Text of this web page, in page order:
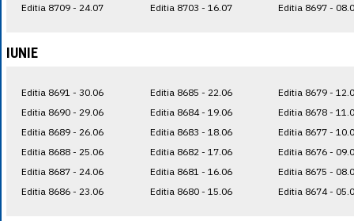
Editia 8709 - 24.07
Editia 8703 - 16.07
Editia 8697 -
IUNIE
Editia 8691 - 30.06
Editia 8690 - 29.06
Editia 8689 - 26.06
Editia 8688 - 25.06
Editia 8687 - 24.06
Editia 8686 - 23.06
Editia 8685 - 22.06
Editia 8684 - 19.06
Editia 8683 - 18.06
Editia 8682 - 17.06
Editia 8681 - 16.06
Editia 8680 - 15.06
Editia 8679 -
Editia 8678 -
Editia 8677 -
Editia 8676 -
Editia 8675 -
Editia 8674 -